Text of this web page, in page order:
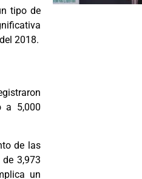
tipo de
2018.
a 5,000
de las
3,973
un